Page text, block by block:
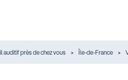
auditif près de chez vous Île-de-France